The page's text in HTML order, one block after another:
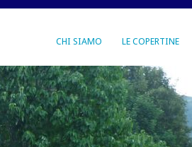
CHI SIAMO LE COPERTINE